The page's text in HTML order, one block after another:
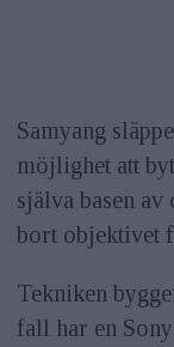
Samyang
möjlighet att
själva basen
bort objektivet
Tekniken
fall har en